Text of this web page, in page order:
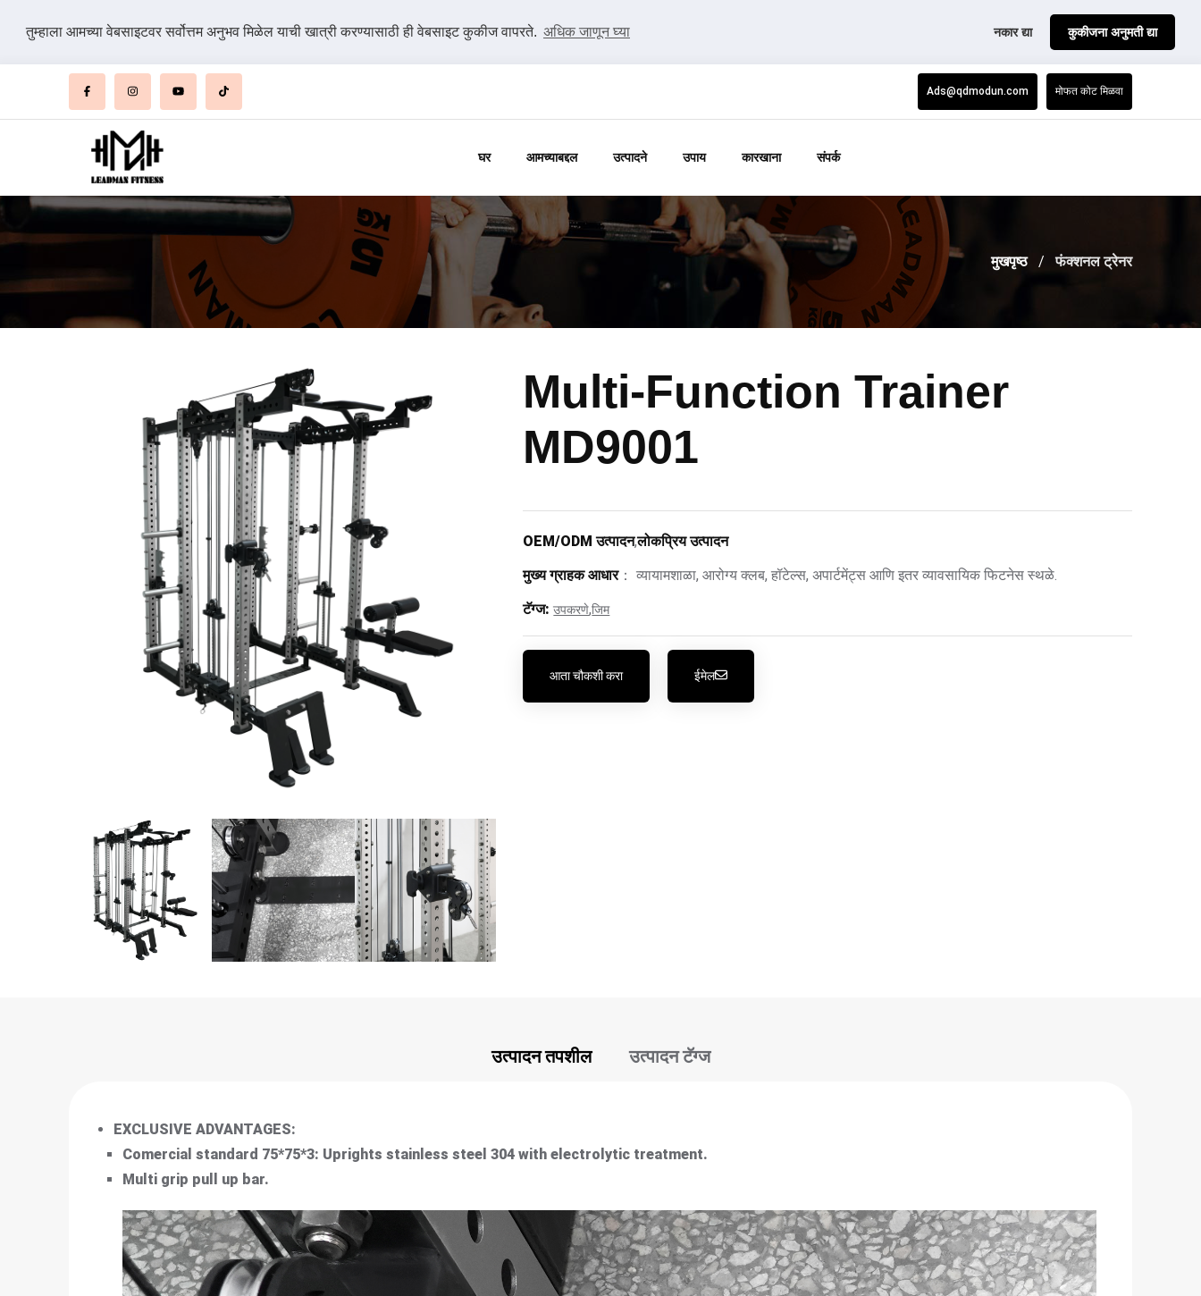
तुम्हाला आमच्या वेबसाइटवर सर्वोत्तम अनुभव मिळेल याची खात्री करण्यासाठी ही वेबसाइट कुकीज वापरते. अधिक जाणून घ्या नकार द्या कुकीजना अनुमती द्या
Ads@qdmodun.com मोफत कोट मिळवा
घर आमच्याबद्दल उत्पादने उपाय कारखाना संपर्क
मुखपृष्ठ फंक्शनल ट्रेनर
Multi-Function Trainer
MD9001
OEM/ODM उत्पादन,लोकप्रिय उत्पादन
मुख्य ग्राहक आधार： व्यायामशाळा, आरोग्य क्लब, हॉटेल्स, अपार्टमेंट्स आणि इतर व्यावसायिक फिटनेस स्थळे.
टॅग्ज: उपकरणे,जिम
आता चौकशी करा ईमेल
उत्पादन तपशील उत्पादन टॅग्ज
EXCLUSIVE ADVANTAGES:
Comercial standard 75*75*3: Uprights stainless steel 304 with electrolytic treatment.
Multi grip pull up bar.